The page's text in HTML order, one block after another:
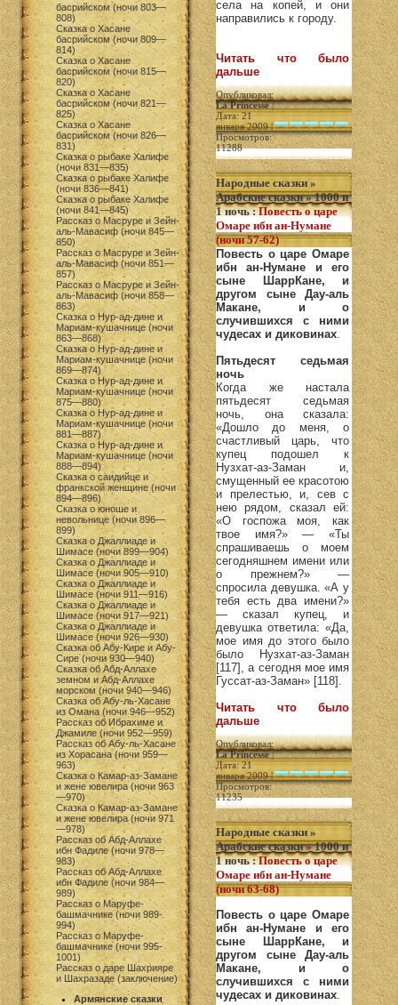
басрийском (ночи 803—
808)
Сказка о Хасане
басрийском (ночи 809—
814)
Сказка о Хасане
басрийском (ночи 815—
820)
Сказка о Хасане
басрийском (ночи 821—
825)
Сказка о Хасане
басрийском (ночи 826—
831)
Сказка о рыбаке Халифе
(ночи 831—835)
Сказка о рыбаке Халифе
(ночи 836—841)
Сказка о рыбаке Халифе
(ночи 841—845)
Рассказ о Масруре и Зейн-
аль-Мавасиф (ночи 845—
850)
Рассказ о Масруре и Зейн-
аль-Мавасиф (ночи 851—
857)
Рассказ о Масруре и Зейн-
аль-Мавасиф (ночи 858—
863)
Сказка о Нур-ад-дине и
Мариам-кушачнице (ночи
863—868)
Сказка о Нур-ад-дине и
Мариам-кушачнице (ночи
869—874)
Сказка о Нур-ад-дине и
Мариам-кушачнице (ночи
875—880)
Сказка о Нур-ад-дине и
Мариам-кушачнице (ночи
881—887)
Сказка о Нур-ад-дине и
Мариам-кушачнице (ночи
888—894)
Сказка о саидийце и
франкской женщине (ночи
894—896)
Сказка о юноше и
невольнице (ночи 896—
899)
Сказка о Джаллиаде и
Шимасе (ночи 899—904)
Сказка о Джаллиаде и
Шимасе (ночи 905—910)
Сказка о Джаллиаде и
Шимасе (ночи 911—916)
Сказка о Джаллиаде и
Шимасе (ночи 917—921)
Сказка о Джаллиаде и
Шимасе (ночи 926—930)
Сказка об Абу-Кире и Абу-
Сире (ночи 930—940)
Сказка об Абд-Аллахе
земном и Абд-Аллахе
морском (ночи 940—946)
Сказка об Абу-ль-Хасане
из Омана (ночи 946—952)
Рассказ об Ибрахиме и
Джамиле (ночи 952—959)
Рассказ об Абу-ль-Хасане
из Хорасана (ночи 959—
963)
Сказка о Камар-аз-Замане
и жене ювелира (ночи 963
—970)
Сказка о Камар-аз-Замане
и жене ювелира (ночи 971
—978)
Рассказ об Абд-Аллахе
ибн Фадиле (ночи 978—
983)
Рассказ об Абд-Аллахе
ибн Фадиле (ночи 984—
989)
Рассказ о Маруфе-
башмачнике (ночи 989-
994)
Рассказ о Маруфе-
башмачнике (ночи 995-
1001)
Рассказ о даре Шахрияре
и Шахразаде (заключение)
Армянские сказки
села на копей, и они
направились к городу.
Читать что было
дальше
Опубликовал:
La Princesse|
Дата: 21
января 2009 |
Просмотров:
11288
Народные сказки »
Арабские сказки»1000 и
1 ночь:Повесть о царе
Омаре ибн ан-Нумане
(ночи 57-62)
Повесть о царе Омаре
ибн ан-Нумане и его
сыне ШаррКане, и
другом сыне Дау-аль
Макане, и о
случившихся с ними
чудесах и диковинах.
Пятьдесят седьмая
ночь
Когда же настала
пятьдесят седьмая
ночь, она сказала:
«Дошло до меня, о
счастливый царь, что
купец подошел к
Нузхат-аз-Заман и,
смущенный ее красотою
и прелестью, и, сев с
нею рядом, сказал ей:
«О госпожа моя, как
твое имя?» — «Ты
спрашиваешь о моем
сегодняшнем имени или
о прежнем?» —
спросила девушка. «А у
тебя есть два имени?»
— сказал купец, и
девушка ответила: «Да,
мое имя до этого было
было Нузхат-аз-Заман
[117], а сегодня мое имя
Гуссат-аз-Заман» [118].
Читать что было
дальше
Опубликовал:
La Princesse|
Дата: 21
января 2009 |
Просмотров:
11235
Народные сказки »
Арабские сказки»1000 и
1 ночь:Повесть о царе
Омаре ибн ан-Нумане
(ночи 63-68)
Повесть о царе Омаре
ибн ан-Нумане и его
сыне ШаррКане, и
другом сыне Дау-аль
Макане, и о
случившихся с ними
чудесах и диковинах.